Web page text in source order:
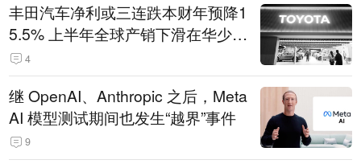
丰田汽车净利或三连跌本财年预降1
5.5% 上半年全球产销下滑在华少卖
14.3万辆
4
继 OpenAI、Anthropic 之后，Meta
AI 模型测试期间也发生“越界”事件
9